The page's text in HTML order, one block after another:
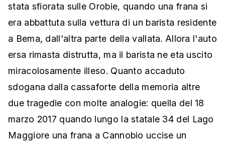
stata sfiorata sulle Orobie, quando una frana si
era abbattuta sulla vettura di un barista residente
a Bema, dall'altra parte della vallata. Allora l'auto
ersa rimasta distrutta, ma il barista ne eta uscito
miracolosamente illeso. Quanto accaduto
sdogana dalla cassaforte della memoria altre
due tragedie con molte analogie: quella del 18
marzo 2017 quando lungo la statale 34 del Lago
Maggiore una frana a Cannobio uccise un